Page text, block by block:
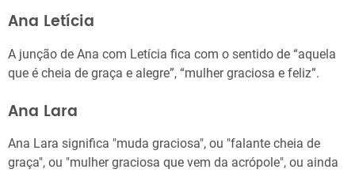
Ana Letícia
A junção de Ana com Letícia fica com o sentido de “aquela
que é cheia de graça e alegre”, “mulher graciosa e feliz”.
Ana Lara
Ana Lara significa "muda graciosa", ou "falante cheia de
graça", ou "mulher graciosa que vem da acrópole", ou ainda